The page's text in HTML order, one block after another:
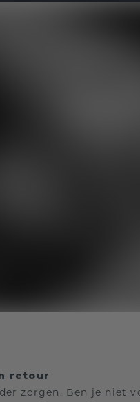
retour
zorgen. Ben je niet